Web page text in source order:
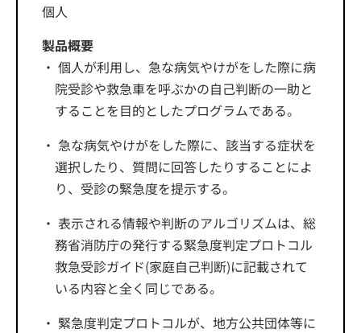
個人
製品概要
個人が利用し、急な病気やけがをした際に病
院受診や救急車を呼ぶかの自己判断の一助と
することを目的としたプログラムである。
急な病気やけがをした際に、該当する症状を
選択したり、質問に回答したりすることによ
り、受診の緊急度を提示する。
表示される情報や判断のアルゴリズムは、総
務省消防庁の発行する緊急度判定プロトコル
救急受診ガイド(家庭自己判断)に記載されて
いる内容と全く同じである。
緊急度判定プロトコルが、地方公共団体等に